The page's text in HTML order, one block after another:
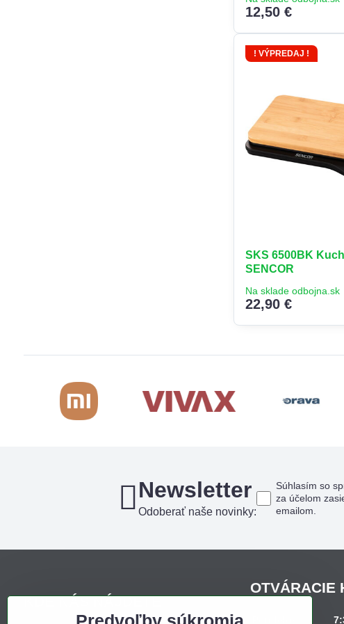
12,50 €
! VÝPREDAJ !
SKS 6500BK
SENCOR
Na sklade odbojna.sk
22,90 €
Newsletter
Odoberať naše novinky:
Súhlasím so
za účelom
emailom.
KDE NÁS NÁJDETE
OTVÁRACIE